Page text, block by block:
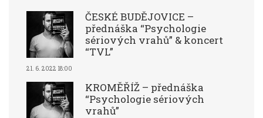
ČESKÉ BUDĚJOVICE –
přednáška “Psychologie
sériových vrahů” & koncert
“TVL”
21. 6. 2022 18:00
KROMĚŘÍŽ – přednáška
“Psychologie sériových
vrahů”